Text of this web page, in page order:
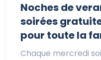
Noches de
soirées
pour toute la
Chaque mercredi